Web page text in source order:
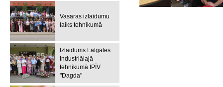
Vasaras izlaidumu
laiks tehnikumā
Izlaidums Latgales
Industriālajā
tehnikumā IPĪV
"Dagda"